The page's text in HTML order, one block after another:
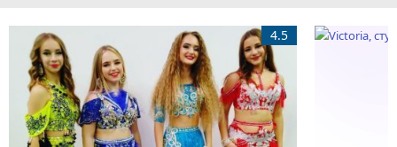
4.5